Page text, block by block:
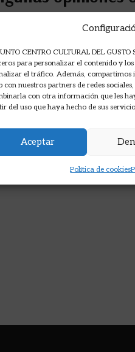
CENTRO CULTURAL DEL
para personalizar el contenido y
el tráfico. Además, compartimos
con nuestros partners de redes
con otra información que les
del uso que haya hecho de sus
Aceptar
Política de cookies
Opiniones en Google
Sanz
para cocineros
avanzar en
con mi hijo "Alta
y ha sido todo un
el menú publicado en la